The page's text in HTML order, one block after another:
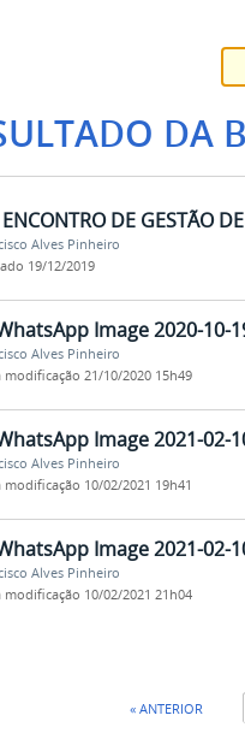
DA
DE GESTÃO
Alves Pinheiro
19/12/2019
Image 2020-10-
Alves Pinheiro
modificação 21/10/2020 15h49
Image 2021-02-
Alves Pinheiro
modificação 10/02/2021 19h41
Image 2021-02-
Alves Pinheiro
modificação 10/02/2021 21h04
« ANTERIOR